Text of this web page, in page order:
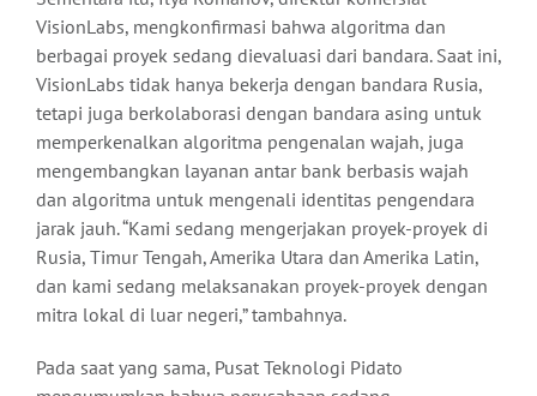
VisionLabs, mengkonfirmasi bahwa algoritma dan
berbagai proyek sedang dievaluasi dari bandara. Saat ini,
VisionLabs tidak hanya bekerja dengan bandara Rusia,
tetapi juga berkolaborasi dengan bandara asing untuk
memperkenalkan algoritma pengenalan wajah, juga
mengembangkan layanan antar bank berbasis wajah
dan algoritma untuk mengenali identitas pengendara
jarak jauh. “Kami sedang mengerjakan proyek-proyek di
Rusia, Timur Tengah, Amerika Utara dan Amerika Latin,
dan kami sedang melaksanakan proyek-proyek dengan
mitra lokal di luar negeri,” tambahnya.
Pada saat yang sama, Pusat Teknologi Pidato